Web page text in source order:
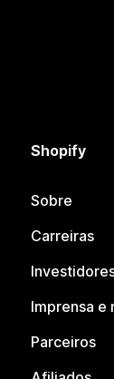
Shopify
Sobre
Carreiras
Imprensa e
Parceiros